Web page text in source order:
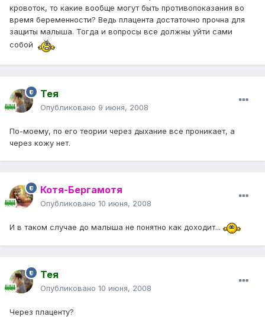
кровоток, то какие вообще могут быть противопоказания во
время беременности? Ведь плацента достаточно прочна для
защиты малыша. Тогда и вопросы все должны уйти сами
собой
Тея
Опубликовано 9 июня, 2008
По-моему, по его теории через дыхание все проникает, а
через кожу нет.
Котя-Бергамотя
Опубликовано 10 июня, 2008
И в таком случае до малыша не понятно как доходит...
Тея
Опубликовано 10 июня, 2008
Через плаценту?